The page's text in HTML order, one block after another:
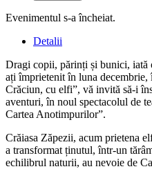
Evenimentul s-a încheiat.
Detalii
Dragi copii, părinți și bunici, iată
ați împrietenit în luna decembrie,
Crăciun, cu elfi”, vă invită să-i
aventuri, în noul spectacolul de
Cartea Anotimpurilor”.
Crăiasa Zăpezii, acum prietena
a transformat ținutul, într-un
echilibrul naturii, au nevoie de